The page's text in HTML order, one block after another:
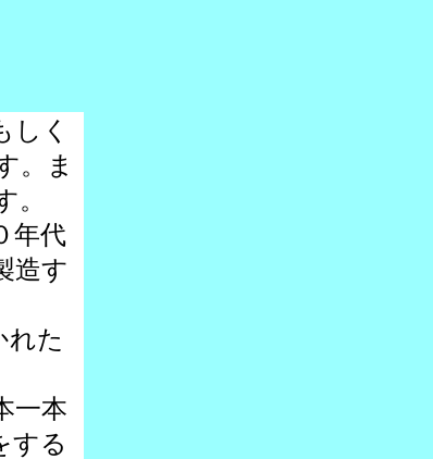
しく
。ま
。
年代
造す
れた
一本
する